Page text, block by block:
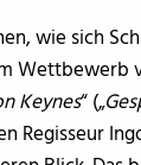
wie sich
Wettbewerb
Keynes“ („
Regisseur